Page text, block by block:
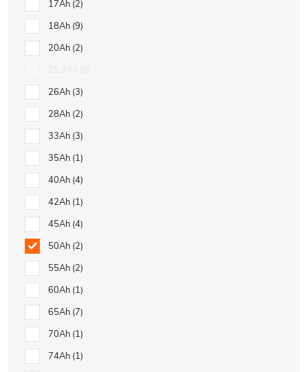
17Ah 2
18Ah 9
20Ah 2
26Ah 3
28Ah 2
33Ah 3
35Ah 1
40Ah 4
42Ah 1
45Ah 4
50Ah 2
55Ah 2
60Ah 1
65Ah 7
70Ah 1
74Ah 1